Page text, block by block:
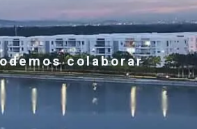
colaborar